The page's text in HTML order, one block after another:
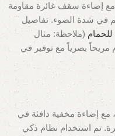
مع إضاءة سقف غائرة مقاومة
في شدة الضوء. تفاصيل
للحمام (ملاحظة: مثال
مريحاً بصرياً مع توفير في
مع إضاءة مخفية دافئة في
تم استخدام نظام ذكي